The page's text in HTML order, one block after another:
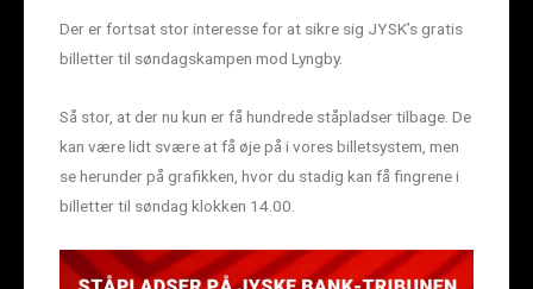
Der er fortsat stor interesse for at sikre sig JYSK’s gratis
billetter til søndagskampen mod Lyngby.
Så stor, at der nu kun er få hundrede ståpladser tilbage. De
kan være lidt svære at få øje på i vores billetsystem, men
se herunder på grafikken, hvor du stadig kan få fingrene i
billetter til søndag klokken 14.00.